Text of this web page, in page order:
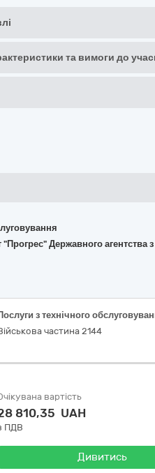
та вимоги до
Державного агентства
частина 2144
вартість
810,35 UAH
ПДВ
Дивитись